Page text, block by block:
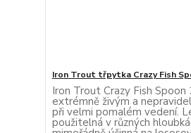
Iron Trout třpytka Crazy Fish
Iron Trout Crazy Fish Spoon
extrémně živým a
při velmi pomalém vedení.
použitelná v různých